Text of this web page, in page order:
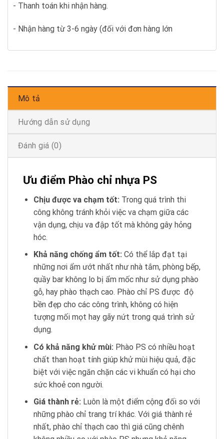
- Thanh toán khi nhận hàng.
- Nhận hàng từ 3-6 ngày (đối với đơn hàng lớn
Mô tả
Đánh giá (0)
Hướng dẫn sử dụng
Ưu điểm Phào chỉ nhựa PS
Chịu được va chạm tốt: Trong quá trình thi
công không tránh khỏi việc va chạm giữa các
vận dụng, chịu va đập tốt mà không gây hỏng
hóc.
Khả năng chống ẩm tốt: Có thể lắp đạt tại
những nơi ẩm ướt nhất như nhà tắm, phòng bếp,
quầy bar không lo bị ẩm mốc như sử dụng phào
gỗ, hay phào thạch cao. Phào chỉ PS được độ
bền đẹp cho các công trình, không có hiện
tượng mối mọt hay gãy nứt trong quá trình sử
dụng.
Có khả năng khử mùi: Phào PS có nhiều hoạt
chất than hoạt tính giúp khử mùi hiệu quả, đặc
biệt với việc ngăn chặn các vi khuẩn có hại cho
sức khoẻ con người.
Giá thành rẻ: Luôn là một điểm cộng đối so với
những phào chỉ trang trí khác. Với giá thành rẻ
nhất, phào chỉ thạch cao thì giá cũng chênh